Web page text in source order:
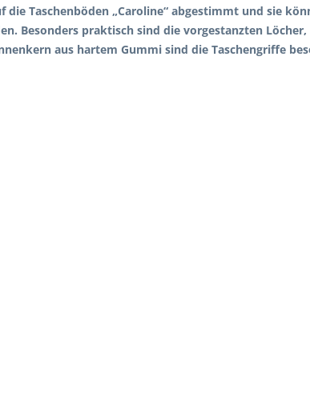
Taschenböden „Caroline“ abgestimmt und sie
Besonders praktisch sind die vorgestanzten
aus hartem Gummi sind die Taschengriffe